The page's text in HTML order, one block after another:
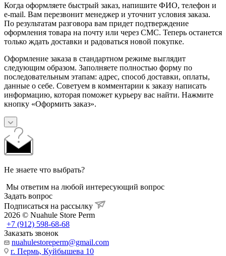
Когда оформляете быстрый заказ, напишите ФИО, телефон и
e-mail. Вам перезвонит менеджер и уточнит условия заказа.
По результатам разговора вам придет подтверждение
оформления товара на почту или через СМС. Теперь останется
только ждать доставки и радоваться новой покупке.
Оформление заказа в стандартном режиме выглядит
следующим образом. Заполняете полностью форму по
последовательным этапам: адрес, способ доставки, оплаты,
данные о себе. Советуем в комментарии к заказу написать
информацию, которая поможет курьеру вас найти. Нажмите
кнопку «Оформить заказ».
Не знаете что выбрать?
Мы ответим на любой интересующий вопрос
Задать вопрос
Подписаться на рассылку
2026 © Nuahule Store Perm
+7 (912) 598-68-68
Заказать звонок
nuahulestoreperm@gmail.com
г. Пермь, Куйбышева 10